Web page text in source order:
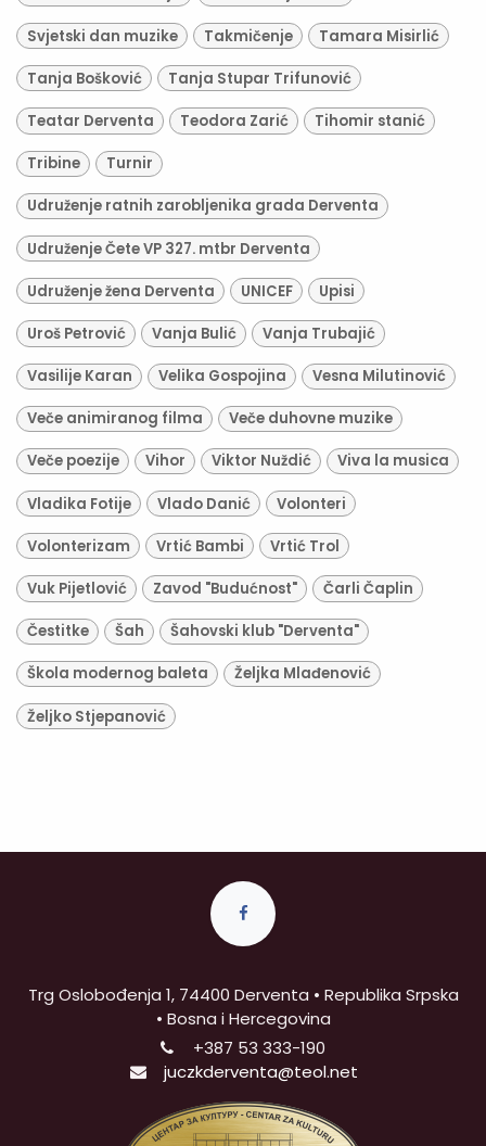
Svjetski dan muzike Takmičenje Tamara Misirlić
Tanja Bošković Tanja Stupar Trifunović
Teatar Derventa Teodora Zarić Tihomir stanić
Tribine Turnir
Udruženje ratnih zarobljenika grada Derventa
Udruženje Čete VP 327. mtbr Derventa
Udruženje žena Derventa UNICEF Upisi
Uroš Petrović Vanja Bulić Vanja Trubajić
Vasilije Karan Velika Gospojina Vesna Milutinović
Veče animiranog filma Veče duhovne muzike
Veče poezije Vihor Viktor Nuždić Viva la musica
Vladika Fotije Vlado Danić Volonteri
Volonterizam Vrtić Bambi Vrtić Trol
Vuk Pijetlović Zavod "Budućnost" Čarli Čaplin
Čestitke Šah Šahovski klub "Derventa"
Škola modernog baleta Željka Mlađenović
Željko Stjepanović
Trg Oslobođenja 1, 74400 Derventa • Republika Srpska
• Bosna i Hercegovina
+387 53 333-190
juczkderventa@teol.net